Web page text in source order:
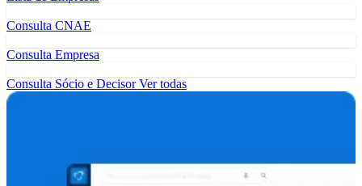
Consulta CNAE
Consulta Empresa
Consulta Sócio e DecisorVer todas